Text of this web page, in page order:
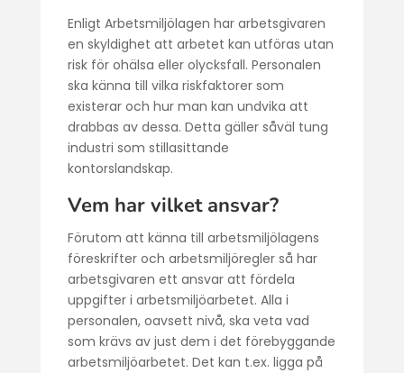
Enligt Arbetsmiljölagen har arbetsgivaren
en skyldighet att arbetet kan utföras utan
risk för ohälsa eller olycksfall. Personalen
ska känna till vilka riskfaktorer som
existerar och hur man kan undvika att
drabbas av dessa. Detta gäller såväl tung
industri som stillasittande
kontorslandskap.
Vem har vilket ansvar?
Förutom att känna till arbetsmiljölagens
föreskrifter och arbetsmiljöregler så har
arbetsgivaren ett ansvar att fördela
uppgifter i arbetsmiljöarbetet. Alla i
personalen, oavsett nivå, ska veta vad
som krävs av just dem i det förebyggande
arbetsmiljöarbetet. Det kan t.ex. ligga på